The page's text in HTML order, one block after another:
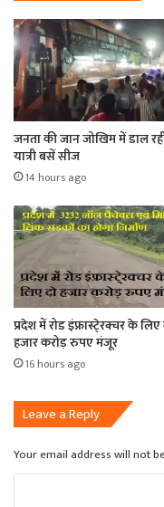
जनता की जान जोखिम में डाल
यात्री बसें सीज
14 hours ago
प्रदेश में रोड इंफ्रास्टे्रक्चर के लिए
हजार करोड़ रुपए मंजूर
16 hours ago
Leave a Reply
Your email address will not